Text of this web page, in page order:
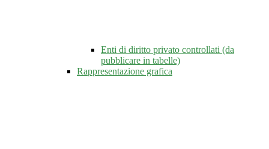
Enti di diritto privato controllati (da
pubblicare in tabelle)
Rappresentazione grafica